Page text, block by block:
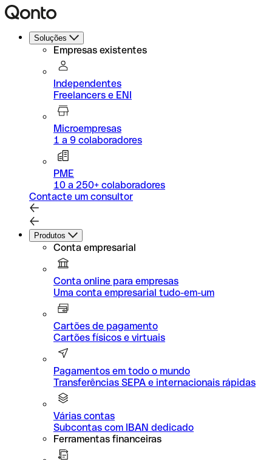
Soluções
Empresas existentes
Independentes
Freelancers e ENI
Microempresas
1 a 9 colaboradores
PME
10 a 250+ colaboradores
Contacte um consultor
Produtos
Conta empresarial
Conta online para empresas
Uma conta empresarial tudo-em-um
Cartões de pagamento
Cartões físicos e virtuais
Pagamentos em todo o mundo
Transferências SEPA e internacionais rápidas
Várias contas
Subcontas com IBAN dedicado
Ferramentas financeiras